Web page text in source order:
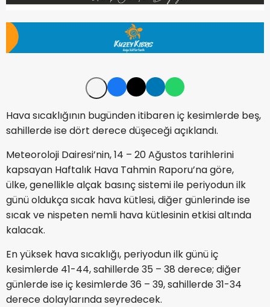
Hava sıcaklığının bugünden itibaren iç kesimlerde beş,
sahillerde ise dört derece düşeceği açıklandı.
Meteoroloji Dairesi’nin, 14 – 20 Ağustos tarihlerini
kapsayan Haftalık Hava Tahmin Raporu’na göre,
ülke, genellikle alçak basınç sistemi ile periyodun ilk
günü oldukça sıcak hava kütlesi, diğer günlerinde ise
sıcak ve nispeten nemli hava kütlesinin etkisi altında
kalacak.
En yüksek hava sıcaklığı, periyodun ilk günü iç
kesimlerde 41-44, sahillerde 35 – 38 derece; diğer
günlerde ise iç kesimlerde 36 – 39, sahillerde 31-34
derece dolaylarında seyredecek.